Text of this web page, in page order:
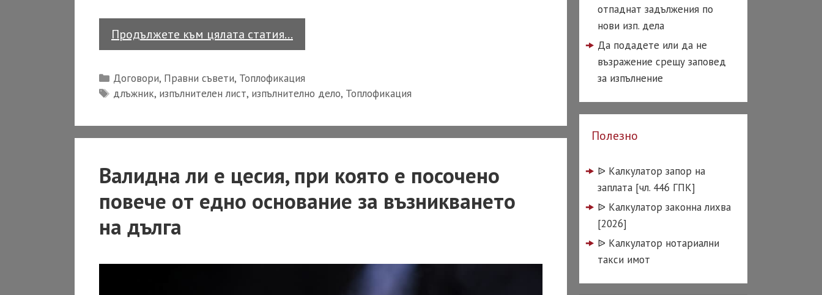
Регистрация на фирма
Продължете към цялата статия…
да
постъпи
длъжник,
получава
за
новообразувано
изпълнително
стар
Categories
Договори, Правни съвети, Топлофикация
Tags
длъжник, изпълнителен лист, изпълнително дело, Топлофикация
Валидна ли е цесия, при която е посочено
повече от едно основание за възникването
на дълга
отпаднат задължения по
нови изп. дела
Да подадете или да не
възражение срещу заповед
за изпълнение
Полезно
ᐉ️ Калкулатор запор на
заплата [чл. 446 ГПК]
ᐉ️ Калкулатор законна лихва
[2026]
ᐉ️ Калкулатор нотариални
такси имот